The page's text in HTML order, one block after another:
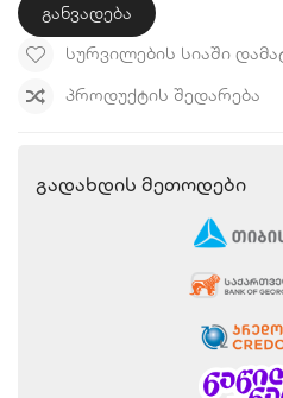
განვადება
ᲡᲣᲠᲕᲘᲚᲔᲑᲘᲡ ᲡᲘᲐᲨᲘ
ᲞᲠᲝᲓᲣᲥᲢᲘᲡ ᲨᲔᲓᲐᲠᲔᲑᲐ
Გადახდის Მეთოდები